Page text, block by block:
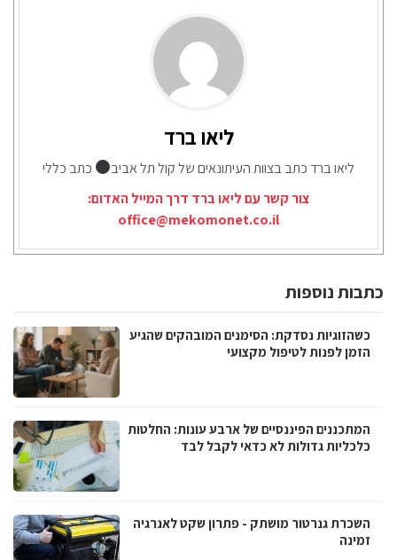
ליאו ברד
ליאו ברד כתב בצוות העיתונאים של קול תל אביב
כתב כללי
צור קשר עם ליאו ברד דרך המייל האדום:
office@mekomonet.co.il
כתבות נוספות
כשהזוגיות נסדקת: הסימנים המובהקים שהגיע
הזמן לפנות לטיפול מקצועי
המתכננים הפיננסיים של ארבע עונות: החלטות
כלכליות גדולות לא כדאי לקבל לבד
השכרת גנרטור מושתק - פתרון שקט לאנרגיה
זמינה